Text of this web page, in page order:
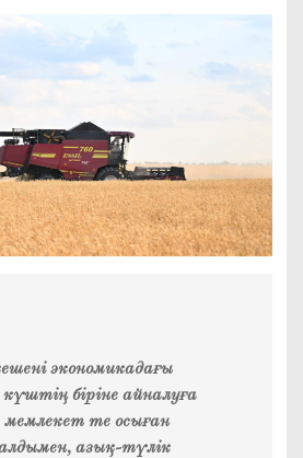
экономикадағы
біріне айналуға
те осыған
азық-түлік